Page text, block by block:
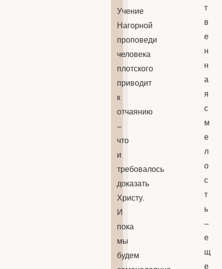
Учение
Нагорной
проповеди
человека
плотского
приводит
к
отчаянию
–
что
и
требовалось
доказать
Христу.
И
пока
мы
будем
т
в
е
н
н
а
я
с
м
е
л
о
с
т
ь
–
е
щ
е